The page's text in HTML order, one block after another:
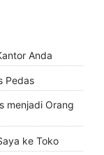
Anda
Pedas
menjadi Orang
ke Toko